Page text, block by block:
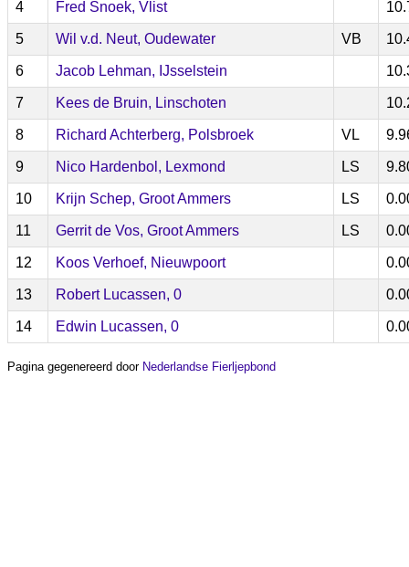
4 Fred Snoek, Vlist
5 Wil v.d. Neut, Oudewater VB
6 Jacob Lehman, IJsselstein
7 Kees de Bruin, Linschoten
8 Richard Achterberg, Polsbroek VL
9 Nico Hardenbol, Lexmond LS
10 Krijn Schep, Groot Ammers LS
11 Gerrit de Vos, Groot Ammers LS
12 Koos Verhoef, Nieuwpoort
13 Robert Lucassen, 0
14 Edwin Lucassen, 0
Pagina gegenereerd door Nederlandse Fierljepbond